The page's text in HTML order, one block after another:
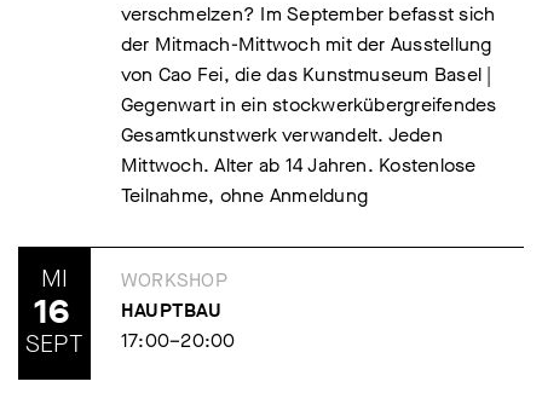
verschmelzen? Im September befasst sich
der Mitmach-Mittwoch mit der Ausstellung
von Cao Fei, die das Kunstmuseum Basel |
Gegenwart in ein stockwerkübergreifendes
Gesamtkunstwerk verwandelt. Jeden
Mittwoch. Alter ab 14 Jahren. Kostenlose
Teilnahme, ohne Anmeldung
MI
16
SEPT
WORKSHOP
HAUPTBAU
17:00–20:00